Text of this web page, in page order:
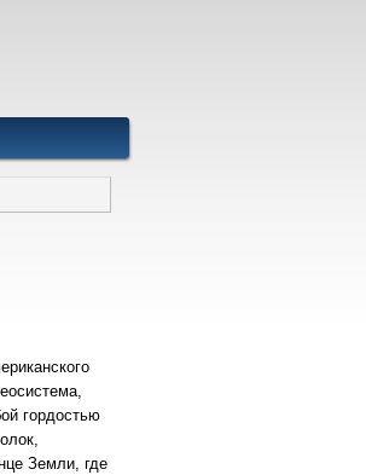
гордостью
Земли, где